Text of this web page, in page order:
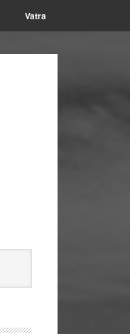
Vatra